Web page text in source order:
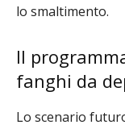
lo smaltimento.
Il
fanghi da
Lo scenario